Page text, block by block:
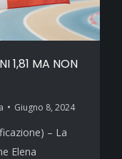
1,81 MA NON
Giugno 8, 2024
– La
Elena